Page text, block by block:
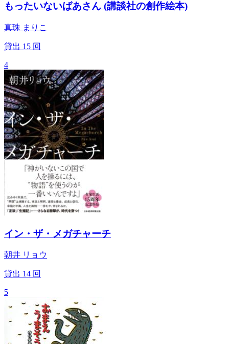
もったいないばあさん (講談社の創作絵本)
真珠 まりこ
貸出 15 回
4
イン・ザ・メガチャーチ
朝井 リョウ
貸出 14 回
5